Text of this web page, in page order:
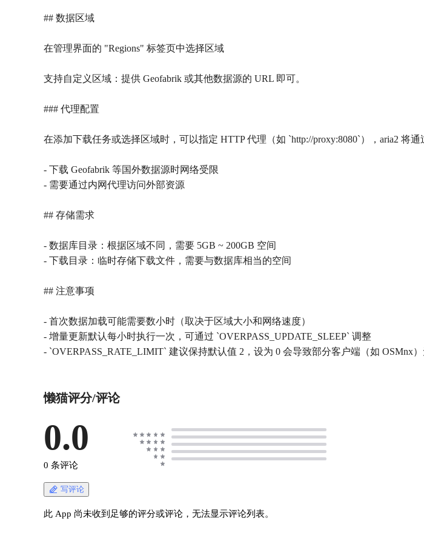
## 数据区域
在管理界面的 "Regions" 标签页中选择区域
支持自定义区域：提供 Geofabrik 或其他数据源的 URL 即可。
### 代理配置
在添加下载任务或选择区域时，可以指定 HTTP 代理（如 `http://proxy:8080`），aria2 将
- 下载 Geofabrik 等国外数据源时网络受限
- 需要通过内网代理访问外部资源
## 存储需求
- 数据库目录：根据区域不同，需要 5GB ~ 200GB 空间
- 下载目录：临时存储下载文件，需要与数据库相当的空间
## 注意事项
- 首次数据加载可能需要数小时（取决于区域大小和网络速度）
- 增量更新默认每小时执行一次，可通过 `OVERPASS_UPDATE_SLEEP` 调整
- `OVERPASS_RATE_LIMIT` 建议保持默认值 2，设为 0 会导致部分客户端（如 OSMnx
懒猫评分/评论
0.0
0 条评论
写评论
此 App 尚未收到足够的评分或评论，无法显示评论列表。